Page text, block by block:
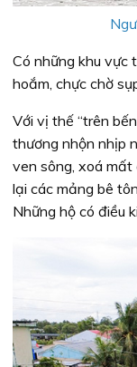
Có những khu vực
hoắm, chực chờ
Với vị thế “trên
thương nhộn nhịp
ven sông, xoá mất
lại các mảng bê
Những hộ có điều